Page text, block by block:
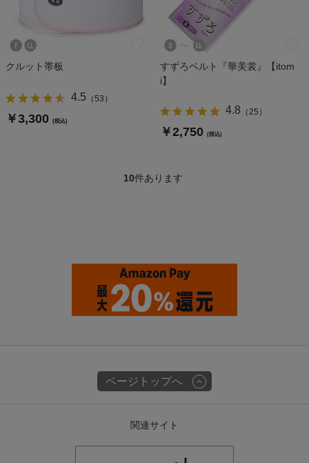
クルット帯板
4.5 （53 ）
￥3,300 (税込)
すずろベルト『華美裳』【itom
i】
4.8 （ 25 ）
￥2,750 (税込)
10件あります
ページトップへ
関連サイト